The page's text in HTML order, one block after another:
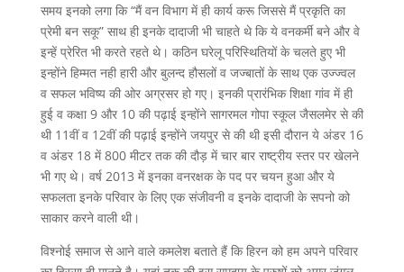
समय इनको लगा कि “मैं वन विभाग में ही कार्य करू जिससे मैं प्रकृति का
प्रेमी बन सकू” साथ ही इनके दादाजी भी चाहते थे कि ये वनकर्मी बने और वे
इन्हें प्रेरित भी करते रहते थे। कठिन घरेलू परिस्थितियों के चलते हुए भी
इन्होंने हिम्मत नही हारी और बुलन्द हौसलों व जज्बातों के साथ एक उज्ज्वल
व सफल भविष्य की ओर अग्रसर हो गए। इनकी प्रारंभिक शिक्षा गांव में ही
हुई व कक्षा 9 और 10 की पढ़ाई इन्होंने सागरमल गोपा स्कूल जैसलमेर से की
थी 11वीं व 12वीं की पढ़ाई इन्होंने जयपुर से की थी इसी दौरान ये अंडर 16
व अंडर 18 में 800 मीटर तक की दौड़ में चार बार राष्ट्रीय स्तर पर खेलने
भी गए थे। वर्ष 2013 में इनका वनरक्षक के पद पर चयन हुआ और ये
सफलता इनके परिवार के लिए एक संजीवनी व इनके दादाजी के सपनो को
साकार करने वाली थी।
विश्नोई समाज से आने वाले कमलेश बताते हैं कि हिरन को हम अपने परिवार